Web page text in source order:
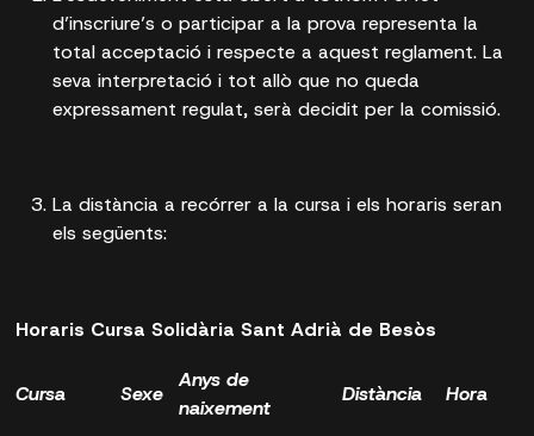
d’inscriure’s o participar a la prova representa la
total acceptació i respecte a aquest reglament. La
seva interpretació i tot allò que no queda
expressament regulat, serà decidit per la comissió.
La distància a recórrer a la cursa i els horaris seran
els següents:
Horaris Cursa Solidària Sant Adrià de Besòs
Cursa Sexe
Anys de
naixement
Distància Hora